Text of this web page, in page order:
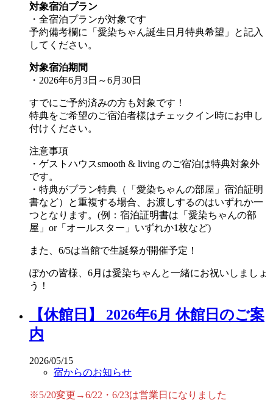
対象宿泊プラン
・全宿泊プランが対象です
予約備考欄に「愛染ちゃん誕生日月特典希望」と記入
してください。
対象宿泊期間
・2026年6月3日～6月30日
すでにご予約済みの方も対象です！
特典をご希望のご宿泊者様はチェックイン時にお申し
付けください。
注意事項
・ゲストハウスsmooth & living のご宿泊は特典対象外
です。
・特典がプラン特典（「愛染ちゃんの部屋」宿泊証明
書など）と重複する場合、お渡しするのはいずれか一
つとなります。(例：宿泊証明書は「愛染ちゃんの部
屋」or「オールスター」いずれか1枚など)
また、6/5は当館で生誕祭が開催予定！
ぽかの皆様、6月は愛染ちゃんと一緒にお祝いしましょ
う！
【休館日】 2026年6月 休館日のご案
内
2026/05/15
宿からのお知らせ
※5/20変更→6/22・6/23は営業日になりました